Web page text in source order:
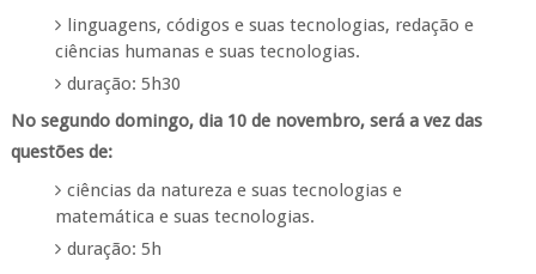
linguagens, códigos e suas tecnologias, redação e
ciências humanas e suas tecnologias.
duração: 5h30
No segundo domingo, dia 10 de novembro, será a vez das
questões de:
ciências da natureza e suas tecnologias e
matemática e suas tecnologias.
duração: 5h